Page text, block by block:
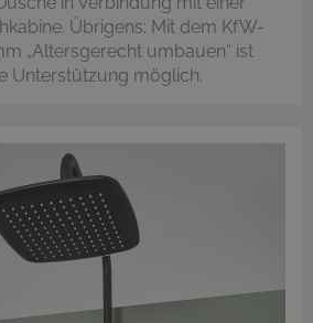
Übrigens: Mit dem KfW-
„Altersgerecht umbauen“ ist
Unterstützung möglich.